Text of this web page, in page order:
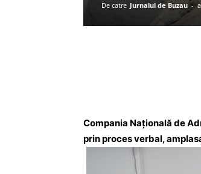
De catre Jurnalul de Buzau -
Compania Națională de
prin proces verbal,